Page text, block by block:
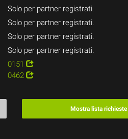
Solo per partner registrati.
Solo per partner registrati.
Solo per partner registrati.
Solo per partner registrati.
0151
0462
Mostra lista richieste